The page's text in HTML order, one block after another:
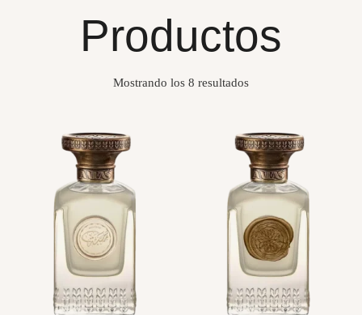
Productos
Mostrando los 8 resultados